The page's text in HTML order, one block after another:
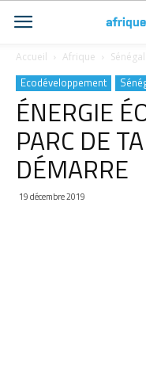
Accueil Afrique Sénégal
Ecodéveloppement
ÉNERGIE
PARC DE
DÉMARRE
19 décembre 2019